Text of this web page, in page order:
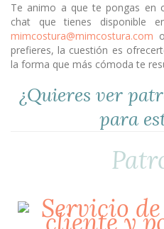
Te animo a que te pongas en
chat que tienes disponible
mimcostura@mimcostura.com
prefieres, la cuestión es
la forma que más cómoda te
¿Quieres ver
para